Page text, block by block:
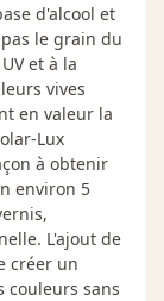
d'alcool et
le grain du
et à la
vives
en valeur la
Lux
à obtenir
environ 5
L'ajout de
créer un
sans